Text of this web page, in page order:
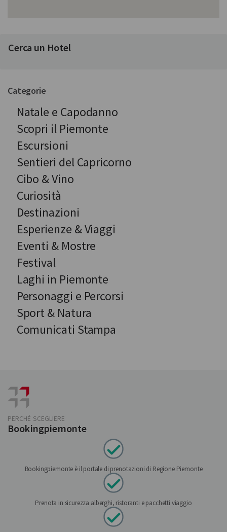
Cerca un Hotel
Categorie
Natale e Capodanno
Scopri il Piemonte
Escursioni
Sentieri del Capricorno
Cibo & Vino
Curiosità
Destinazioni
Esperienze & Viaggi
Eventi & Mostre
Festival
Laghi in Piemonte
Personaggi e Percorsi
Sport & Natura
Comunicati Stampa
PERCHÉ SCEGLIERE
Bookingpiemonte
Bookingpiemonte è il portale di prenotazioni di Regione Piemonte
Prenota in sicurezza alberghi, ristoranti e pacchetti viaggio